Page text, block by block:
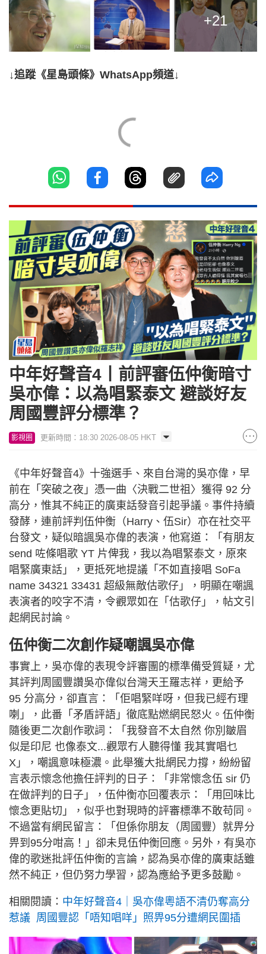
+21
↓追蹤《星島頭條》WhatsApp頻道↓
中年好聲音4丨前評審伍仲衡暗寸
吳亦偉：以為唱緊泰文 避談好友
周國豐評分標準？
影視圈 更新時間：18:30 2026-08-05 HKT
《中年好聲音4》十強選手、來自台灣的吳亦偉，早
前在「突破之夜」憑一曲〈決戰二世祖〉獲得 92 分
高分，惟其不純正的廣東話發音引起爭議。事件持續
發酵，連前評判伍仲衡（Harry、伍Sir）亦在社交平
台發文，疑似暗諷吳亦偉的表演，他寫道：「有朋友
send 咗條唱歌 YT 片俾我，我以為唱緊泰文，原來
唱緊廣東話」，更抵死地提議「不如直接唱 SoFa
name 34321 33431 超級無敵估歌仔」，明顯在嘲諷
表演者的咬字不清，令觀眾如在「估歌仔」，帖文引
起網民討論。
伍仲衡二次創作疑嘲諷吳亦偉
事實上，吳亦偉的表現令評審團的標準備受質疑，尤
其評判周國豐讚吳亦偉似台灣天王羅志祥，更給予
95 分高分，卻直言：「佢唱緊咩呀，但我已經冇理
喇」，此番「矛盾評語」徹底點燃網民怒火。伍仲衡
隨後更二次創作歌詞：「我發音不太自然 你別皺眉
似是印尼 也像泰文...觀眾冇人聽得懂 我其實唱乜
X」，嘲諷意味極濃。此舉獲大批網民力撐，紛紛留
言表示懷念他擔任評判的日子：「非常懷念伍 sir 仍
在做評判的日子」，伍仲衡亦回覆表示：「用回味比
懷念更貼切」，似乎也對現時的評審標準不敢苟同。
不過當有網民留言：「但係你朋友（周國豐）就畀分
畀到95分咁高！」卻未見伍仲衡回應。另外，有吳亦
偉的歌迷批評伍仲衡的言論，認為吳亦偉的廣東話雖
然不純正，但仍努力學習，認為應給予更多鼓勵。
相關閱讀： 中年好聲音4｜吳亦偉粵語不清仍奪高分
惹議 周國豐認「唔知唱咩」照畀95分遭網民圍插